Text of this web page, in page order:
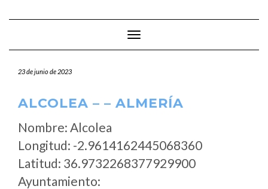
Cambiar modo de navegación
23 de junio de 2023
ALCOLEA – – ALMERÍA
Nombre: Alcolea
Longitud: -2.9614162445068360
Latitud: 36.9732268377929900
Ayuntamiento: